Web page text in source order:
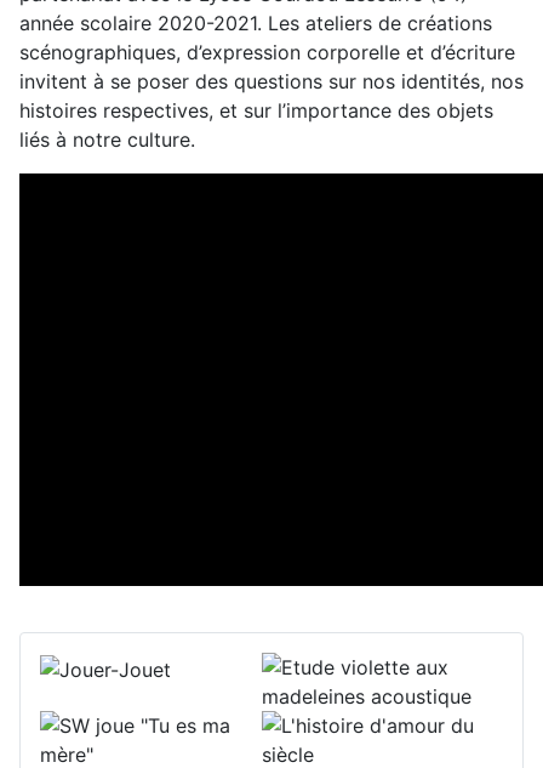
année scolaire 2020-2021. Les ateliers de créations
scénographiques, d’expression corporelle et d’écriture
invitent à se poser des questions sur nos identités, nos
histoires respectives, et sur l’importance des objets
liés à notre culture.